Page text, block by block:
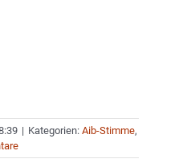
| Kategorien: Aib-Stimme,